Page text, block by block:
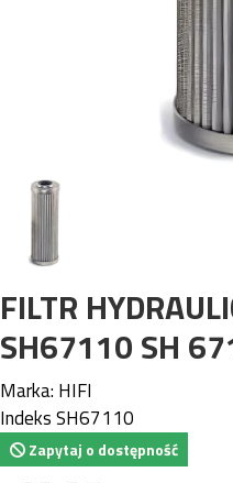
FILTR
SH67110 SH
Marka: HIFI
IndeksSH67110
Zapytaj o dostępność